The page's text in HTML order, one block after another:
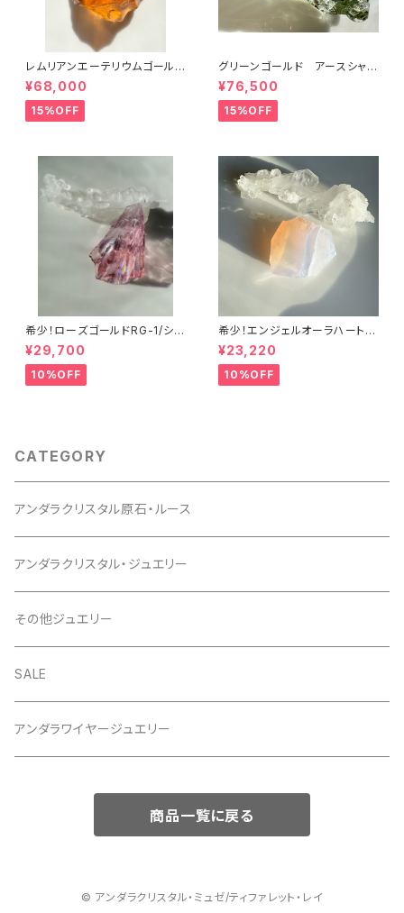
レムリアンエーテリウムゴールド
LGL-1シエラ産アンダラクリスタ
ル
¥68,000
15%OFF
グリーンゴールド アースシャ
ーマンGRGLES-1/シエラ産ア
ンダラクリスタル
¥76,500
15%OFF
希少！ローズゴールドRG-1/シエ
ラ産アンダラクリスタル
¥29,700
10%OFF
希少！エンジェルオーラハートオ
ブゴッドウィズインピンク・シー
フォームAHGWPK-10シエラ産
アンダラクリスタル
¥23,220
10%OFF
CATEGORY
アンダラクリスタル原石・ルース
アンダラクリスタル・ジュエリー
その他ジュエリー
SALE
アンダラワイヤージュエリー
商品一覧に戻る
© アンダラクリスタル・ミュゼ/ティファレット・レイ